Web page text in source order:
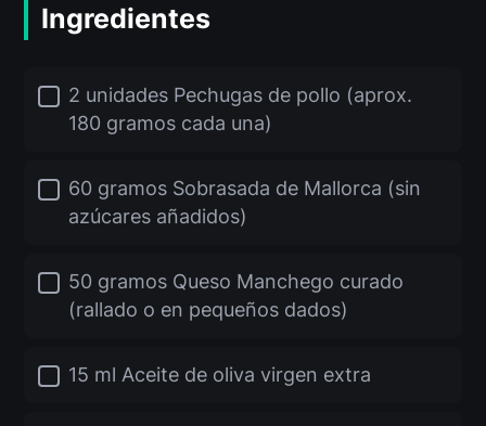
Ingredientes
2 unidades Pechugas de pollo (aprox.
180 gramos cada una)
60 gramos Sobrasada de Mallorca (sin
azúcares añadidos)
50 gramos Queso Manchego curado
(rallado o en pequeños dados)
15 ml Aceite de oliva virgen extra